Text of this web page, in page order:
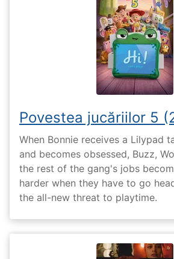
Povestea jucăriilor 5
When Bonnie receives a Lilypad
and becomes obsessed, Buzz,
the rest of the gang's jobs
harder when they have to go
the all-new threat to playtime.